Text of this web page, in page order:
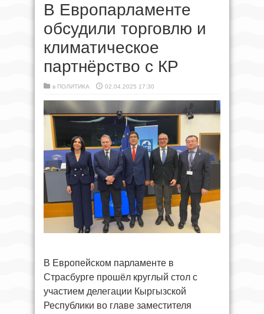
В Европарламенте
обсудили торговлю и
климатическое
партнёрство с КР
в ПОЛИТИКА 02.04.2025 17:30
В Европейском парламенте в
Страсбурге прошёл круглый стол с
участием делегации Кыргызской
Республики во главе заместителя